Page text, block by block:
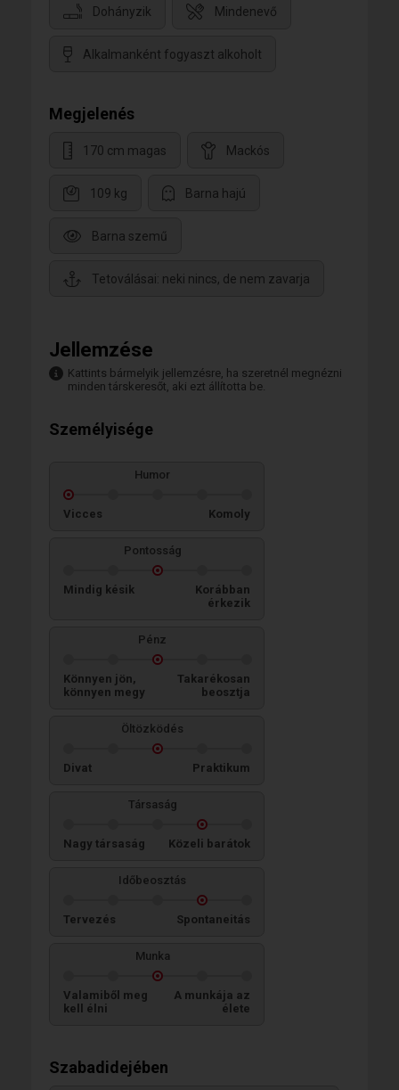
Dohányzik Mindenevő
Alkalmanként fogyaszt alkoholt
Megjelenés
170 cm magas Mackós
109 kg Barna hajú
Barna szemű
Tetoválásai: neki nincs, de nem zavarja
Jellemzése
Kattints bármelyik jellemzésre, ha szeretnél megnézni
minden társkeresőt, aki ezt állította be.
Személyisége
Humor
Vicces Komoly
Pontosság
Mindig késik
Korábban
érkezik
Pénz
Könnyen jön,
könnyen megy
Takarékosan
beosztja
Öltözködés
Divat Praktikum
Társaság
Nagy társaság Közeli barátok
Időbeosztás
Tervezés Spontaneitás
Munka
Valamiből meg
kell élni
A munkája az
élete
Szabadidejében